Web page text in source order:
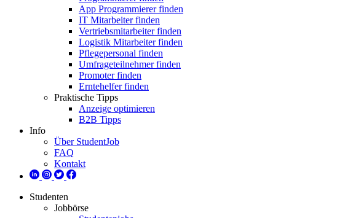
App Programmierer finden
IT Mitarbeiter finden
Vertriebsmitarbeiter finden
Logistik Mitarbeiter finden
Pflegepersonal finden
Umfrageteilnehmer finden
Promoter finden
Erntehelfer finden
Praktische Tipps
Anzeige optimieren
B2B Tipps
Info
Über StudentJob
FAQ
Kontakt
Studenten
Jobbörse